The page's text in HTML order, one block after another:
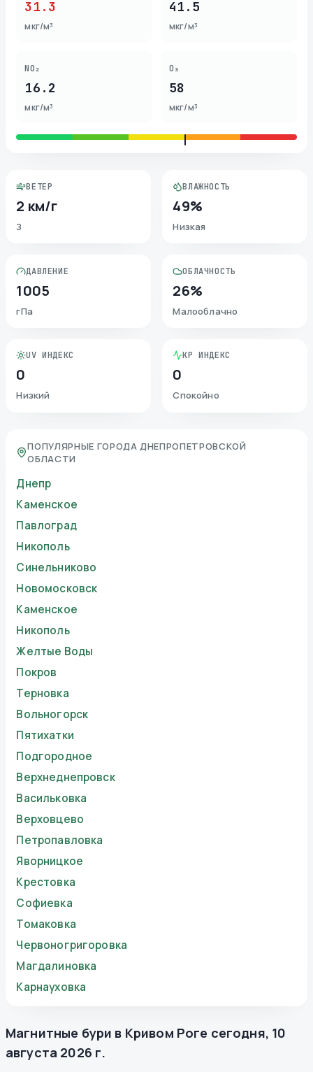
31.3
мкг/м³
41.5
мкг/м³
NO₂
16.2
мкг/м³
O₃
58
мкг/м³
ВЕТЕР
2 км/г
З
ВЛАЖНОСТЬ
49%
Низкая
ДАВЛЕНИЕ
1005
гПа
ОБЛАЧНОСТЬ
26%
Малооблачно
UV ИНДЕКС
0
Низкий
KP ИНДЕКС
0
Спокойно
ПОПУЛЯРНЫЕ ГОРОДА ДНЕПРОПЕТРОВСКОЙ
ОБЛАСТИ
Днепр
Каменское
Павлоград
Никополь
Синельниково
Новомосковск
Каменское
Никополь
Желтые Воды
Покров
Терновка
Вольногорск
Пятихатки
Подгородное
Верхнеднепровск
Васильковка
Верховцево
Петропавловка
Яворницкое
Крестовка
Софиевка
Томаковка
Червоногригоровка
Магдалиновка
Карнауховка
Магнитные бури в Кривом Роге сегодня, 10
августа 2026 г.